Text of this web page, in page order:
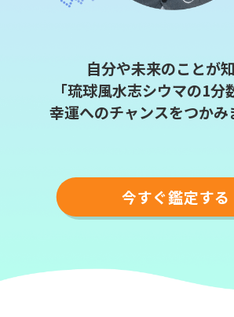
自分や未来のことが
「琉球風水志シウマの1分
幸運へのチャンスをつかみ
今すぐ鑑定する